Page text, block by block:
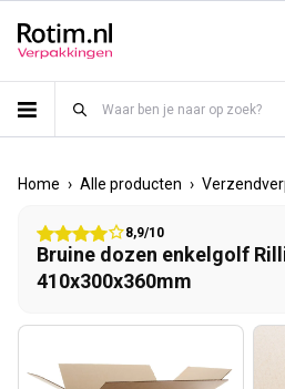
Home › Alle producten ›
8,9/10
Bruine dozen enkelgolf
410x300x360mm